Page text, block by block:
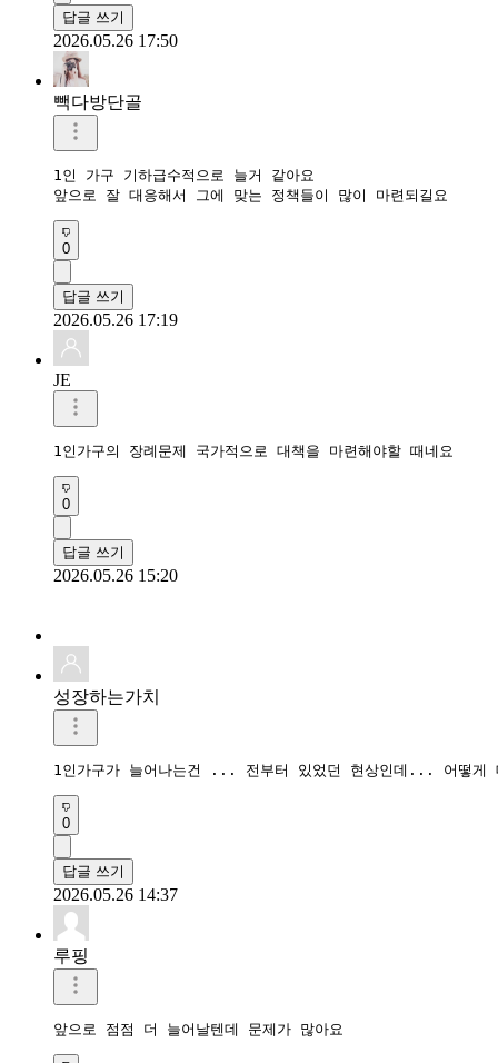
답글 쓰기
2026.05.26 17:50
빽다방단골
1인 가구 기하급수적으로 늘거 같아요
앞으로 잘 대응해서 그에 맞는 정책들이 많이 마련되길요
0
답글 쓰기
2026.05.26 17:19
JE
1인가구의 장례문제 국가적으로 대책을 마련해야할 때네요
0
답글 쓰기
2026.05.26 15:20
성장하는가치
1인가구가 늘어나는건 ... 전부터 있었던 현상인데... 어떻게
0
답글 쓰기
2026.05.26 14:37
루핑
앞으로 점점 더 늘어날텐데 문제가 많아요